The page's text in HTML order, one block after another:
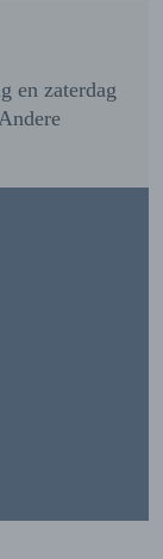
en zaterdag